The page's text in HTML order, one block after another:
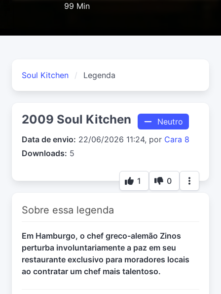
99 Min
Soul Kitchen Legenda
2009 Soul Kitchen
Neutro
Data de envio: 22/06/2026 11:24, por Cara 8
Downloads: 5
1 0
Sobre essa legenda
Em Hamburgo, o chef greco-alemão Zinos
perturba involuntariamente a paz em seu
restaurante exclusivo para moradores locais
ao contratar um chef mais talentoso.